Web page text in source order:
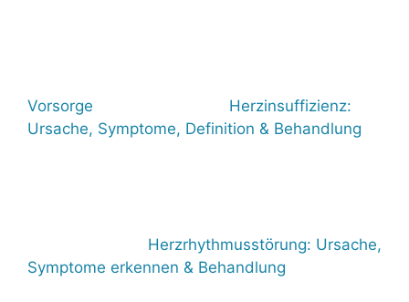
Vorsorge
Herzinsuffizienz:
Ursache, Symptome, Definition & Behandlung
Herzrhythmusstörung: Ursache,
Symptome erkennen & Behandlung